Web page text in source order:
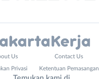
Us Contact Us
Privasi Ketentuan Pemasangan